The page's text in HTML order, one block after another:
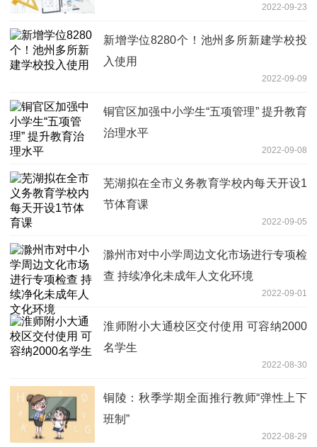
2022-09-23
新增学位8280个！池州多所新建学校投
入使用
2022-09-09
铜官区加强中小学生“五项管理” 提升教育
治理水平
2022-09-08
芜湖拟在全市义务教育学校内每天开设1
节体育课
2022-09-05
滁州市对中小学周边文化市场进行专项检
查 持续净化未成年人文化环境
2022-09-01
淮师附小大通校区交付使用 可容纳2000
名学生
2022-08-30
铜陵：秋季学期全面推行教师“弹性上下
班制”
2022-08-29